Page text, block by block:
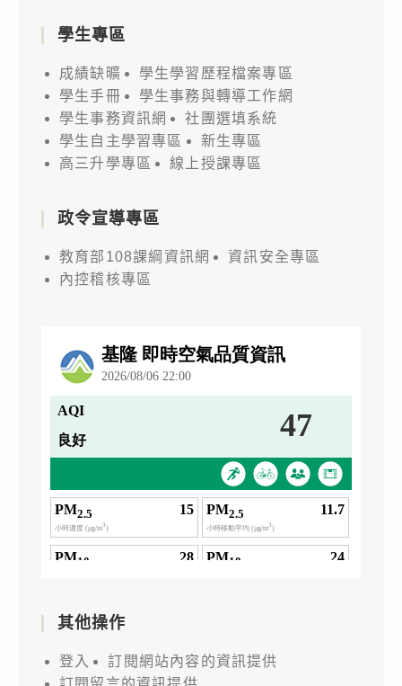
學生專區
成績缺曠
學生學習歷程檔案專區
學生手冊
學生事務與轉導工作網
學生事務資訊網
社團選填系統
學生自主學習專區
新生專區
高三升學專區
線上授課專區
政令宣導專區
教育部108課綱資訊網
資訊安全專區
內控稽核專區
其他操作
登入
訂閱網站內容的資訊提供